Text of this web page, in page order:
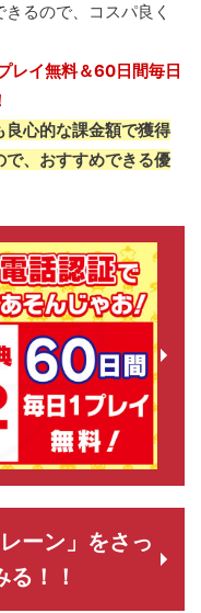
るので、コスパ良く
レイ無料＆60日間毎日
心的な課金額で獲得
、おすすめできる優
ーン」をさっ
！！